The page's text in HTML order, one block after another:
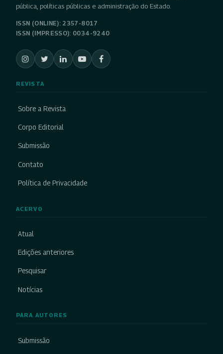
pública, políticas públicas e administração do Estado.
ISSN (ONLINE): 2357-8017
ISSN (IMPRESSO): 0034-9240
REVISTA
Sobre a Revista
Corpo Editorial
Submissão
Contato
Política de Privacidade
ACERVO
Atual
Edições anteriores
Pesquisar
Notícias
PARA AUTORES
Submissão